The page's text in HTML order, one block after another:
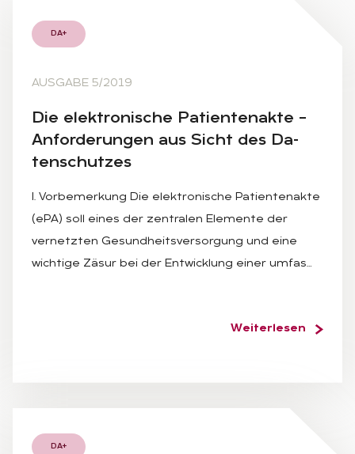
DA+
AUSGABE 5/2019
Die elek­tro­ni­sche Pa­ti­en­ten­ak­te –
An­for­de­run­gen aus Sicht des Da­
ten­schut­zes
I. Vorbemerkung Die elektronische Patientenakte
(ePA) soll eines der zentralen Elemente der
vernetzten Gesundheitsversorgung und eine
wichtige Zäsur bei der Entwicklung einer umfas…
Weiterlesen
DA+